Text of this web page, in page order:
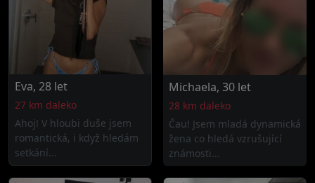
Eva, 28 let
27 km daleko
Ahoj! V hloubi duše jsem
romantická, i když hledám
setkání...
Michaela, 30 let
28 km daleko
Čau! Jsem mladá dynamická
žena co hledá vzrušující
známosti...